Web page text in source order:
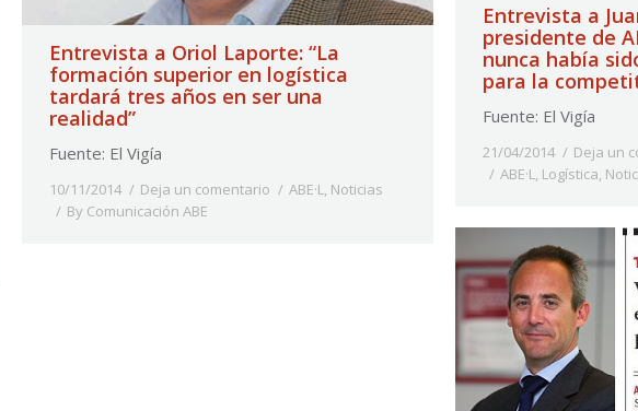
Entrevista a Oriol Laporte: “La
formación superior en logística
tardará tres años en ser una
realidad”
Fuente: El Vigía
10/11/2014 Deja un comentario ABE·L, Noticias
By Comunicación ABE
Entrevista a
presidente de
nunca había
para la
Fuente: El Vigía
21/04/2014
Deja un
ABE·L, Logística,